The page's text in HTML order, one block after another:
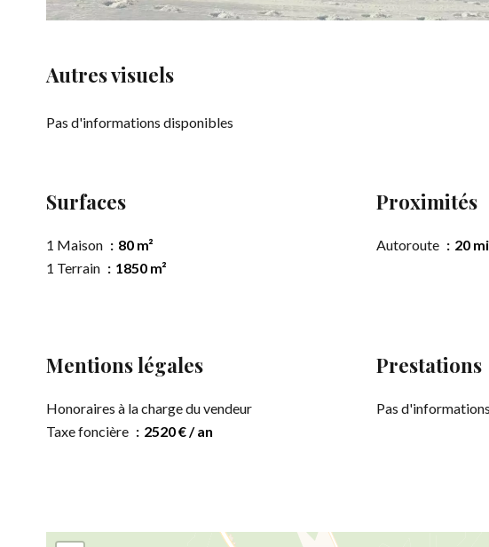
Autres visuels
Pas d'informations disponibles
Surfaces
1 Maison
80 m²
1 Terrain
1850 m²
Proximités
Autoroute 20
Mentions légales
Honoraires à la charge du vendeur
Taxe foncière
2520 € / an
Prestations
Pas